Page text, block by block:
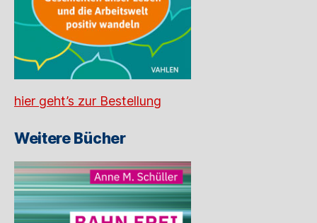
hier geht’s zur Bestellung
Weitere Bücher